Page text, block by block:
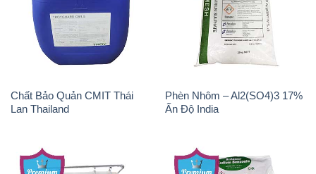
Chất Bảo Quản CMIT Thái
Lan Thailand
Phèn Nhôm – Al2(SO4)3 17%
Ấn Độ India